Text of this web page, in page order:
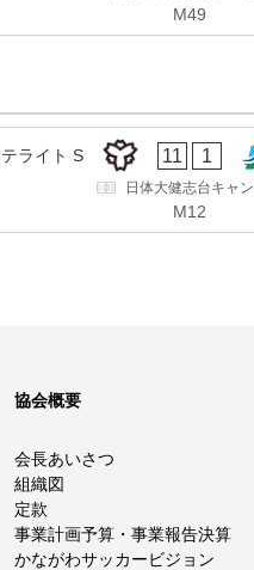
M49
ライト S 11 1
日体大健志台キャ
M12
協会概要
会長あいさつ
組織図
定款
事業計画予算・事業報告決算
かながわサッカービジョン